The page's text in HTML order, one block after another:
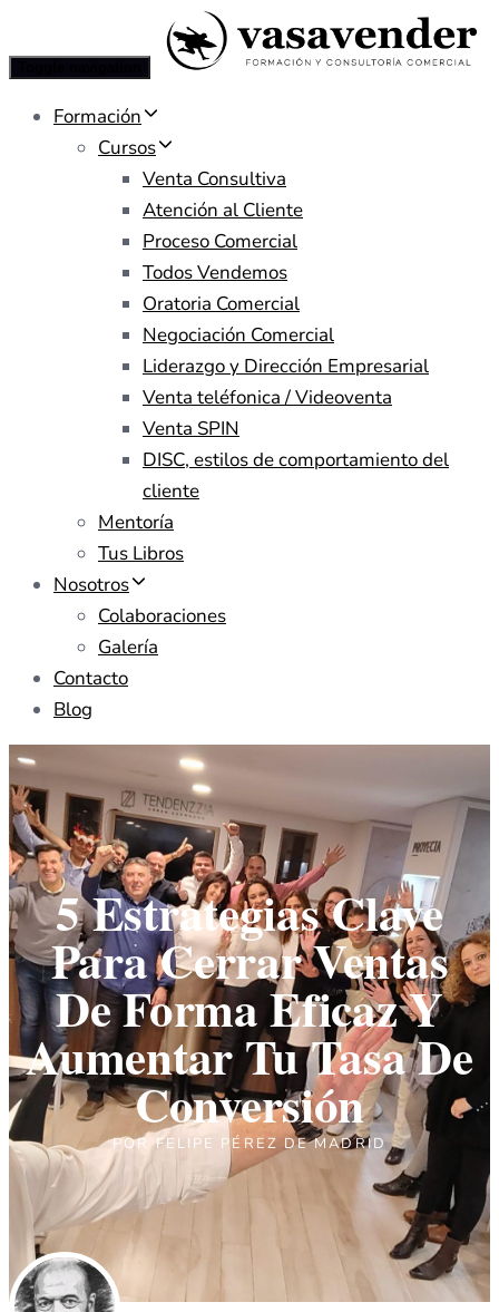
Formación
Cursos
Venta Consultiva
Atención al Cliente
Proceso Comercial
Todos Vendemos
Oratoria Comercial
Negociación Comercial
Liderazgo y Dirección Empresarial
Venta teléfonica / Videoventa
Venta SPIN
DISC, estilos de comportamiento del
cliente
Mentoría
Tus Libros
Nosotros
Colaboraciones
Galería
Contacto
Blog
5 Estrategias Clave
Para Cerrar Ventas
De Forma Eficaz Y
Aumentar Tu Tasa De
Conversión
POR FELIPE PÉREZ DE MADRID